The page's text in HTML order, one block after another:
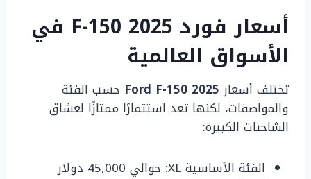
أسعار فورد F-150 2025 في
الأسواق العالمية
تختلف أسعار Ford F-150 2025 حسب الفئة
والمواصفات، لكنها تعد استثمارًا ممتازًا لعشاق
الشاحنات الكبيرة:
الفئة الأساسية XL: حوالي 45,000 دولار